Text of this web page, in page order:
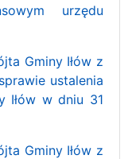
urzędu
Gminy Iłów z
ustalenia
Iłów w dniu 31
Gminy Iłów z